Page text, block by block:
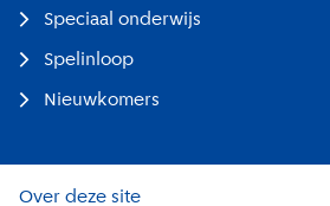
Speciaal onderwijs
Spelinloop
Nieuwkomers
Over deze site